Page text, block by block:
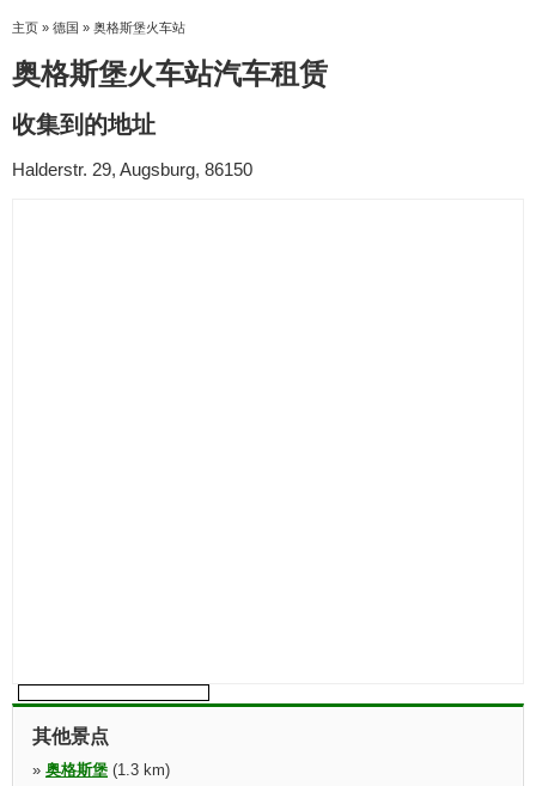
主页 » 德国 » 奥格斯堡火车站
奥格斯堡火车站汽车租赁
收集到的地址
Halderstr. 29, Augsburg, 86150
其他景点
» 奥格斯堡 (1.3 km)